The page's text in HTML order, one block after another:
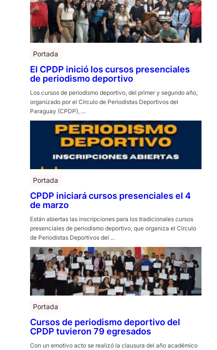
Portada
El CPDP inició los cursos presenciales
de periodismo deportivo
Los cursos de periodismo deportivo, del primer y segundo año,
organizado por el Círculo de Periodistas Deportivos del
Paraguay (CPDP), …
Portada
CPDP iniciará cursos presenciales el 4
de marzo
Están abiertas las inscripciones para los tradicionales cursos
presenciales de periodismo deportivo, que organiza el Círculo
de Periodistas Deportivos del …
Portada
Cursos de periodismo deportivo del
CPDP tuvieron 79 egresados
Con un emotivo acto se realizó la clausura del año académico